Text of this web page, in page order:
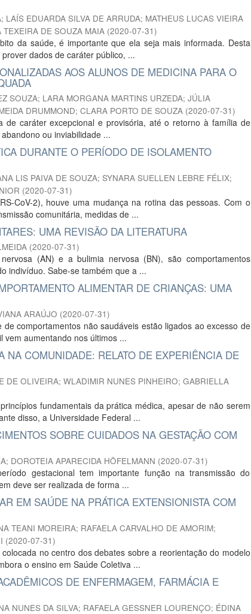
; LAÍS EDUARDA SILVA DE ARRUDA; MATHEUS LUCAS VIEIRA
TEXEIRA DE SOUZA MAIA (2020-07-31)
da saúde, é importante que ela seja mais informada. Desta
dados de caráter público, ...
AOS ALUNOS DE MEDICINA PARA O
SOUZA; LARA MORGANA MARTINS URZEDA; JÚLIA
DRUMMOND; CLARA PORTO DE SOUZA (2020-07-31)
de caráter excepcional e provisória, até o retorno à família de
ou inviabilidade ...
DURANTE O PERÍODO DE ISOLAMENTO
LIS PAIVA DE SOUZA; SYNARA SUELLEN LEBRE FÉLIX;
(2020-07-31)
CoV-2), houve uma mudança na rotina das pessoas. Com o
comunitária, medidas de ...
UMA REVISÃO DA LITERATURA
(2020-07-31)
(AN) e a bulimia nervosa (BN), são comportamentos
indivíduo. Sabe-se também que a ...
ALIMENTAR DE CRIANÇAS: UMA
ARAÚJO (2020-07-31)
comportamentos não saudáveis estão ligados ao excesso de
vem aumentando nos últimos ...
COMUNIDADE: RELATO DE EXPERIÊNCIA DE
DE OLIVEIRA; WLADIMIR NUNES PINHEIRO; GABRIELLA
fundamentais da prática médica, apesar de não serem
disso, a Universidade Federal ...
SOBRE CUIDADOS NA GESTAÇÃO COM
; DOROTEIA APARECIDA HÖFELMANN (2020-07-31)
gestacional tem importante função na transmissão do
deve ser realizada de forma ...
EM SAÚDE NA PRÁTICA EXTENSIONISTA COM
TEANI MOREIRA; RAFAELA CARVALHO DE AMORIM;
(2020-07-31)
no centro dos debates sobre a reorientação do modelo
o ensino em Saúde Coletiva ...
DE ENFERMAGEM, FARMÁCIA E
NUNES DA SILVA; RAFAELA GESSNER LOURENÇO; ÉDINA